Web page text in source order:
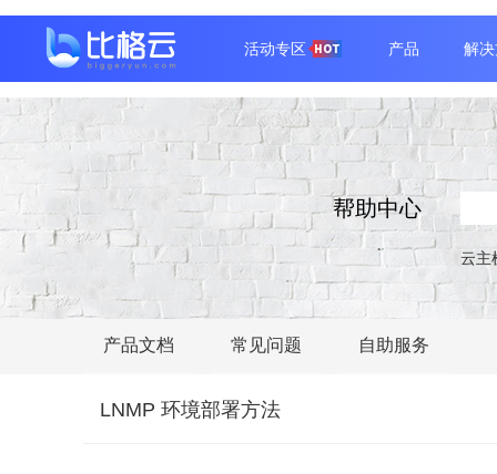
活动专区 产品 解
帮助中心
云主
产品文档 常见问题 自助服务
LNMP 环境部署方法